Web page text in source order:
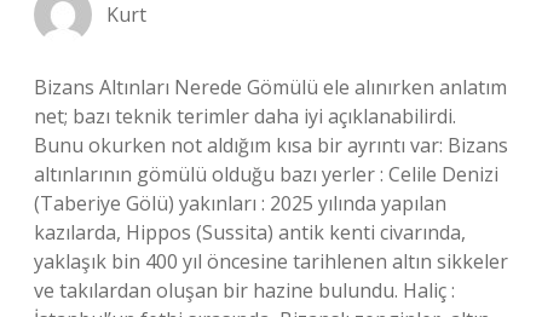
Kurt
Bizans Altınları Nerede Gömülü ele alınırken anlatım
net; bazı teknik terimler daha iyi açıklanabilirdi.
Bunu okurken not aldığım kısa bir ayrıntı var: Bizans
altınlarının gömülü olduğu bazı yerler : Celile Denizi
(Taberiye Gölü) yakınları : 2025 yılında yapılan
kazılarda, Hippos (Sussita) antik kenti civarında,
yaklaşık bin 400 yıl öncesine tarihlenen altın sikkeler
ve takılardan oluşan bir hazine bulundu. Haliç :